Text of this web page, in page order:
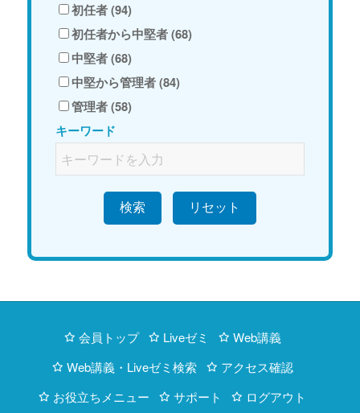
初任者 (94)
初任者から中堅者 (68)
中堅者 (68)
中堅から管理者 (84)
管理者 (58)
キーワード
検索
会員トップ Liveゼミ
Web講義
Web講義・Liveゼミ検索
アクセス確認
お役立ちメニュー
サポート ログアウト